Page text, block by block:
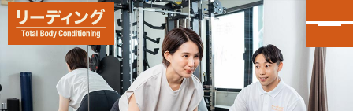
カンタン30秒申し込み
LINEで無料体験予約